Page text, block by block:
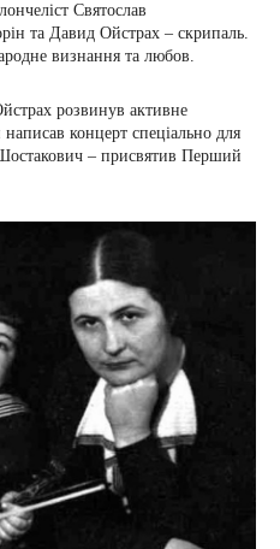
Святослав
та Давид Ойстрах – скрипаль.
визнання та любов.
розвинув активне
концерт спеціально для
– присвятив Перший